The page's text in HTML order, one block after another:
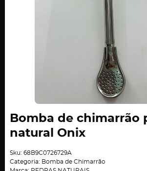
Bomba de chimarrão
natural Onix
Sku: 68B9C0726729A
Categoria: Bomba de Chimarrão